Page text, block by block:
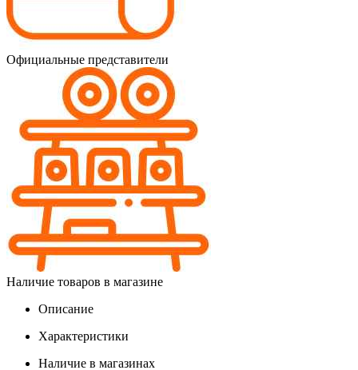
Официальные представители
Наличие товаров в магазине
Описание
Характеристики
Наличие в магазинах